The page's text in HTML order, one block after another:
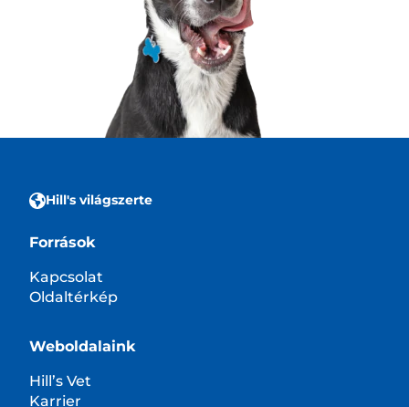
Hill's világszerte
Források
Kapcsolat
Oldaltérkép
Weboldalaink
Hill’s Vet
Karrier